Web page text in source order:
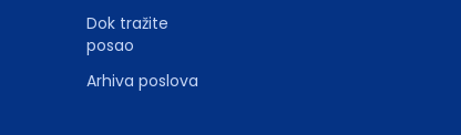
Dok tražite
posao
Arhiva poslova